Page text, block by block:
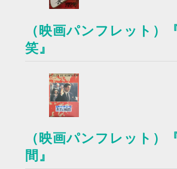
（映画パンフレット）
笑』
（映画パンフレット）
間』